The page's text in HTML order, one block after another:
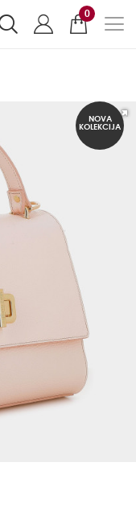
0
NOVA
KOLEKCIJA